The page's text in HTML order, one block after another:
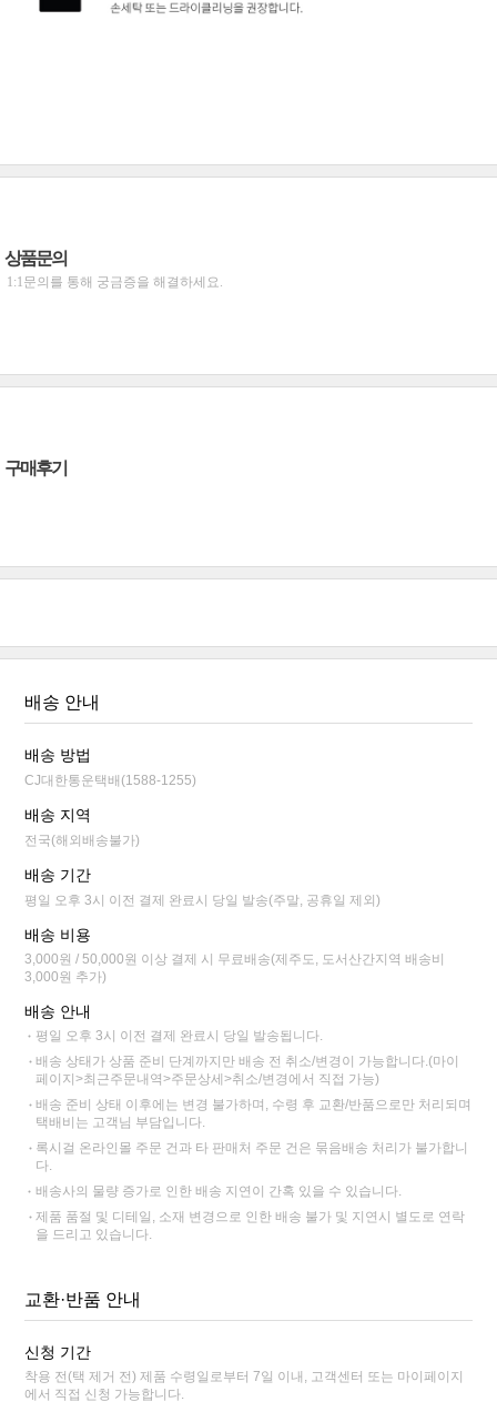
상품문의
1:1문의를 통해 궁금증을 해결하세요.
구매후기
배송 안내
배송 방법
CJ대한통운택배(1588-1255)
배송 지역
전국(해외배송불가)
배송 기간
평일 오후 3시 이전 결제 완료시 당일 발송(주말, 공휴일 제외)
배송 비용
3,000원 / 50,000원 이상 결제 시 무료배송(제주도, 도서산간지역 배송비
3,000원 추가)
배송 안내
평일 오후 3시 이전 결제 완료시 당일 발송됩니다.
배송 상태가 상품 준비 단계까지만 배송 전 취소/변경이 가능합니다.(마이
페이지>최근주문내역>주문상세>취소/변경에서 직접 가능)
배송 준비 상태 이후에는 변경 불가하며, 수령 후 교환/반품으로만 처리되며
택배비는 고객님 부담입니다.
록시걸 온라인몰 주문 건과 타 판매처 주문 건은 묶음배송 처리가 불가합니
다.
배송사의 물량 증가로 인한 배송 지연이 간혹 있을 수 있습니다.
제품 품절 및 디테일, 소재 변경으로 인한 배송 불가 및 지연시 별도로 연락
을 드리고 있습니다.
교환·반품 안내
신청 기간
착용 전(택 제거 전) 제품 수령일로부터 7일 이내, 고객센터 또는 마이페이지
에서 직접 신청 가능합니다.